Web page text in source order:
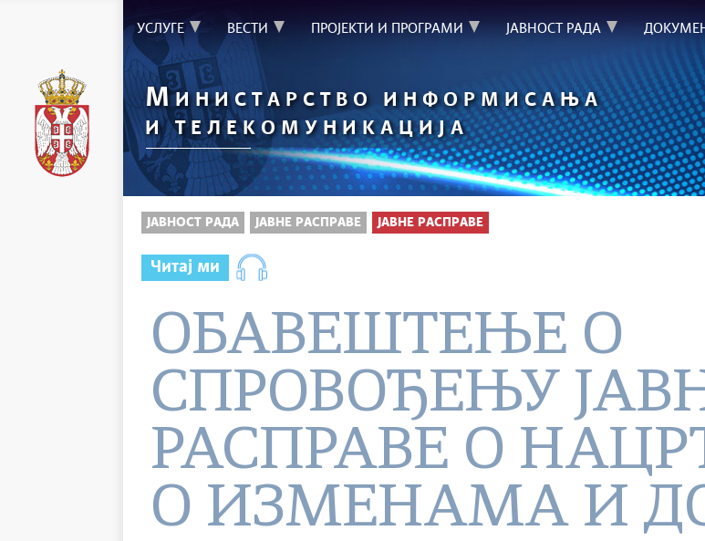
УСЛУГЕ ВЕСТИ ПРОЈЕКТИ И ПРОГРАМИ ЈАВНОСТ РАДА
МИНИСТАРСТВО ИНФОРМИСАЊА
И ТЕЛЕКОМУНИКАЦИЈА
ЈАВНОСТ РАДА ЈАВНЕ РАСПРАВЕ ЈАВНЕ РАСПРАВЕ
Читај ми
ОБАВЕШТЕЊЕ О
СПРОВОЂЕЊУ
РАСПРАВЕ О
О ИЗМЕНАМА И